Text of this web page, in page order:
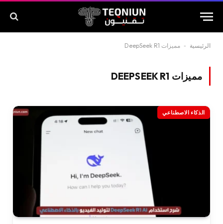
الرئيسية - مميزات DeepSeek R1
مميزات DEEPSEEK R1
الذكاء الاصطناعي